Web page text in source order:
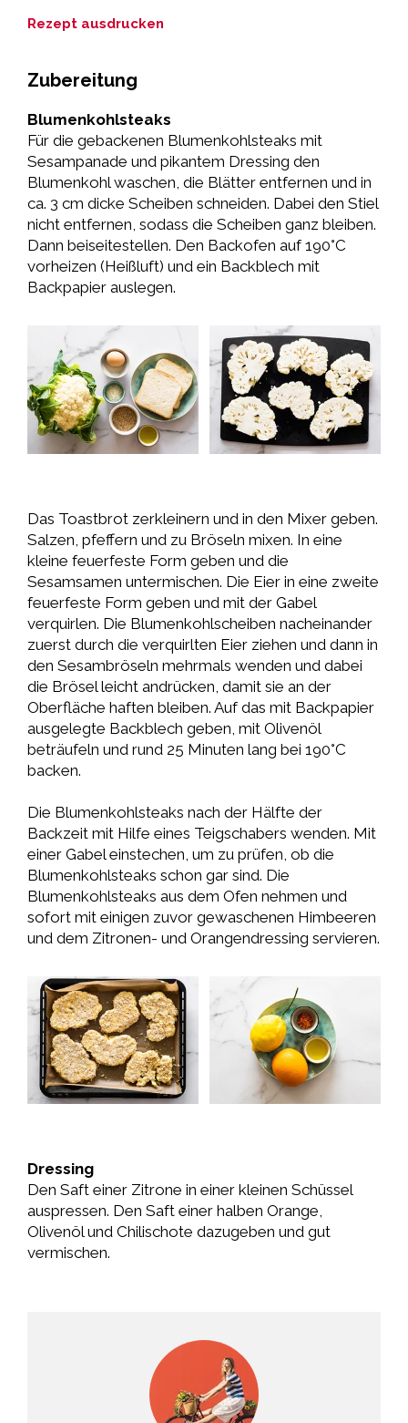
Rezept ausdrucken
Zubereitung
Blumenkohlsteaks
Für die gebackenen Blumenkohlsteaks mit
Sesampanade und pikantem Dressing den
Blumenkohl waschen, die Blätter entfernen und in
ca. 3 cm dicke Scheiben schneiden. Dabei den Stiel
nicht entfernen, sodass die Scheiben ganz bleiben.
Dann beiseitestellen. Den Backofen auf 190°C
vorheizen (Heißluft) und ein Backblech mit
Backpapier auslegen.
Das Toastbrot zerkleinern und in den Mixer geben.
Salzen, pfeffern und zu Bröseln mixen. In eine
kleine feuerfeste Form geben und die
Sesamsamen untermischen. Die Eier in eine zweite
feuerfeste Form geben und mit der Gabel
verquirlen. Die Blumenkohlscheiben nacheinander
zuerst durch die verquirlten Eier ziehen und dann in
den Sesambröseln mehrmals wenden und dabei
die Brösel leicht andrücken, damit sie an der
Oberfläche haften bleiben. Auf das mit Backpapier
ausgelegte Backblech geben, mit Olivenöl
beträufeln und rund 25 Minuten lang bei 190°C
backen.
Die Blumenkohlsteaks nach der Hälfte der
Backzeit mit Hilfe eines Teigschabers wenden. Mit
einer Gabel einstechen, um zu prüfen, ob die
Blumenkohlsteaks schon gar sind. Die
Blumenkohlsteaks aus dem Ofen nehmen und
sofort mit einigen zuvor gewaschenen Himbeeren
und dem Zitronen- und Orangendressing servieren.
Dressing
Den Saft einer Zitrone in einer kleinen Schüssel
auspressen. Den Saft einer halben Orange,
Olivenöl und Chilischote dazugeben und gut
vermischen.